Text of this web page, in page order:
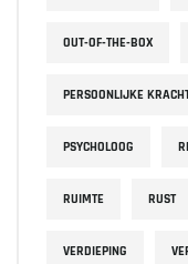
OUT-OF-THE-BOX
PERSOONLIJKE
PSYCHOLOOG
RUIMTE RUST
VERDIEPING